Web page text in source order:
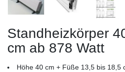
Standheizkörper
cm ab 878 Watt
Höhe 40 cm + Füße 13,5 bis 18,5